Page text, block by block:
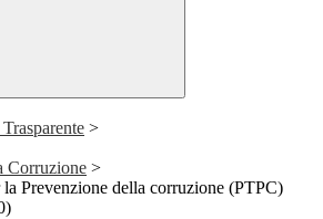
>
Corruzione >
Prevenzione della corruzione (PTPC)